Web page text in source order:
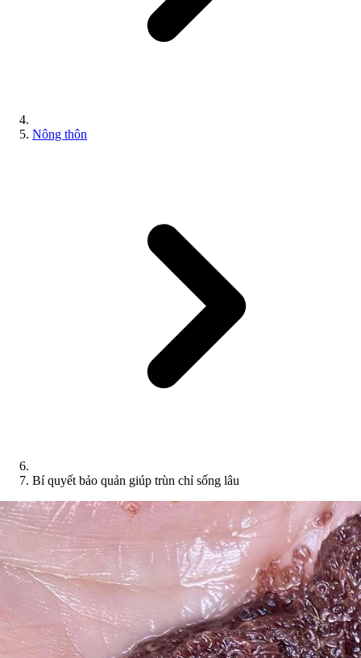
Nông thôn
Bí quyết bảo quản giúp trùn chỉ sống lâu